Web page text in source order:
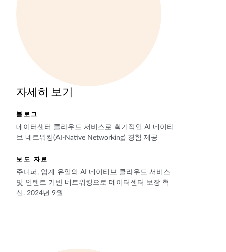
자세히 보기
블로그
데이터센터 클라우드 서비스로 획기적인 AI 네이티
브 네트워킹(AI-Native Networking) 경험 제공
보도 자료
주니퍼, 업계 유일의 AI 네이티브 클라우드 서비스
및 인텐트 기반 네트워킹으로 데이터센터 보장 혁
신. 2024년 9월